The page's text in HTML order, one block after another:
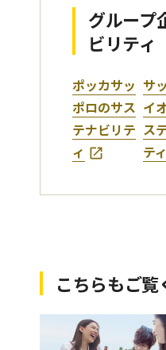
グループ
ビリティ
ポッカサッ
ポロのサス
テナビリテ
ィ
サ
イ
ス
ティ
こちらもご覧